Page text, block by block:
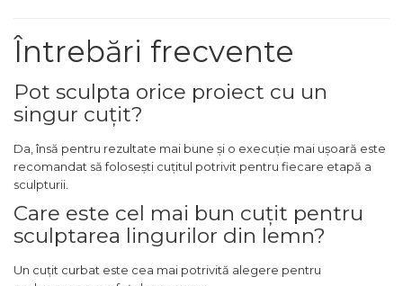
Suport Bormasina
electrice
Scule multifunctionale si
Compresoare de Aer
Profesionale
Masini de Slefuit Alternative
si Orbitale
Sudura
Întrebări frecvente
Pot sculpta orice proiect cu un
singur cuțit?
Da, însă pentru rezultate mai bune și o execuție mai ușoară este
recomandat să folosești cuțitul potrivit pentru fiecare etapă a
sculpturii.
Care este cel mai bun cuțit pentru
sculptarea lingurilor din lemn?
Un cuțit curbat este cea mai potrivită alegere pentru